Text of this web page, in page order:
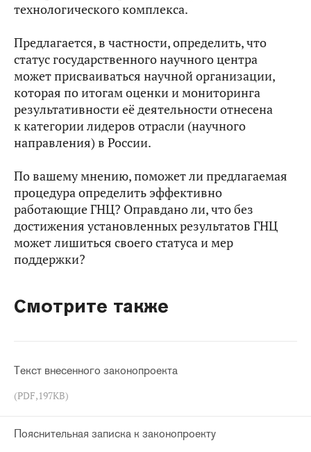
технологического комплекса.
Предлагается, в частности, определить, что
статус государственного научного центра
может присваиваться научной организации,
которая по итогам оценки и мониторинга
результативности её деятельности отнесена
к категории лидеров отрасли (научного
направления) в России.
По вашему мнению, поможет ли предлагаемая
процедура определить эффективно
работающие ГНЦ? Оправдано ли, что без
достижения установленных результатов ГНЦ
может лишиться своего статуса и мер
поддержки?
Смотрите также
Текст внесенного законопроекта
(PDF,197KB)
Пояснительная записка к законопроекту